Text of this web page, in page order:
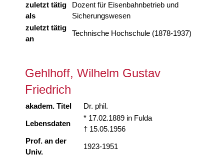
zuletzt tätig
als
Dozent für Eisenbahnbetrieb und
Sicherungswesen
zuletzt tätig
an
Technische Hochschule (1878-1937)
Gehlhoff, Wilhelm Gustav
Friedrich
akadem. Titel Dr. phil.
Lebensdaten
* 17.02.1889 in Fulda
† 15.05.1956
Prof. an der
Univ.
1923-1951